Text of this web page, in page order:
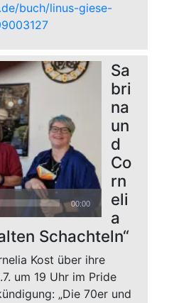
buch/linus-giese-
00:00
Sa
bri
na
un
d
Co
rn
eli
a
Schachteln“
Kost über ihre
um 19 Uhr im Pride
„Die 70er und